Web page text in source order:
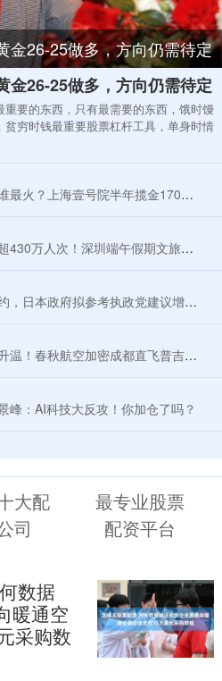
金26-25做多，方向仍需待定
金26-25做多，方向仍需待定
重要的东西，只有最需要的东西，饿时馒
贫穷时钱最重要股票杠杆工具，单身时情
院半年揽金170亿登顶，成都有新房卖到22万/平
人次！深圳端午假期文旅市场再创新高
本政府拟参考执政党建议增加防卫费
航空加密成都直飞普吉航线，每周增至5班
峰：AI科技大反攻！你加仓了吗？
大配
司
最专业股票
配资平台
数据
暖通空
采购数